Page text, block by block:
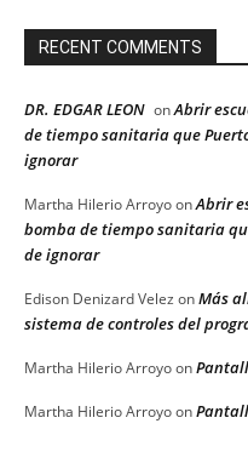
RECENT COMMENTS
DR. EDGAR LEON onAbrir
de tiempo sanitaria que
ignorar
Martha Hilerio ArroyoonAbrir
bomba de tiempo sanitaria
de ignorar
Edison Denizard Velez onMás
sistema de controles del
Martha Hilerio Arroyoon
Martha Hilerio Arroyoon